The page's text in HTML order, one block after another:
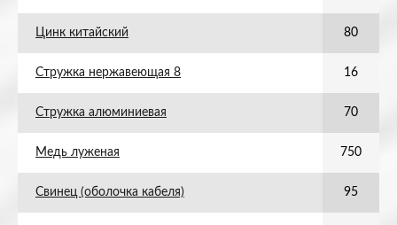
Цинк китайский 80
Стружка нержавеющая 8 16
Стружка алюминиевая 70
Медь луженая 750
Свинец (оболочка кабеля) 95